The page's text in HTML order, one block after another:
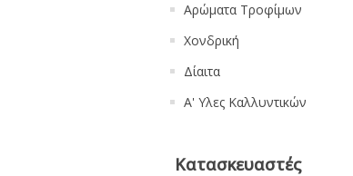
Αρώματα Τροφίμων
Χονδρική
Δίαιτα
Α' Υλες Καλλυντικών
Κατασκευαστές